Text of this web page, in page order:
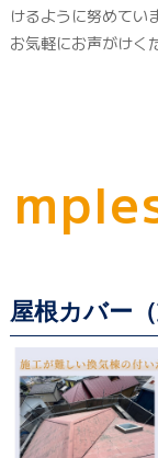
けるように努めてい
お気軽にお声がけく
mple
屋根カバー